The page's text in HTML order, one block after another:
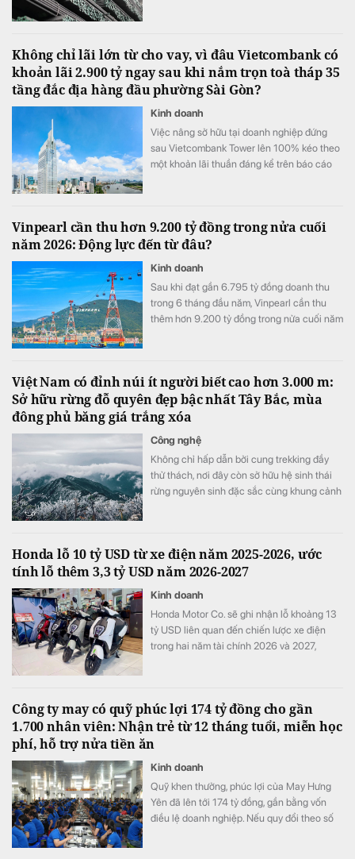
Không chỉ lãi lớn từ cho vay, vì đâu Vietcombank có
khoản lãi 2.900 tỷ ngay sau khi nắm trọn toà tháp 35
tầng đắc địa hàng đầu phường Sài Gòn?
Kinh doanh
Việc nâng sở hữu tại doanh nghiệp đứng
sau Vietcombank Tower lên 100% kéo theo
một khoản lãi thuần đáng kể trên báo cáo
Vinpearl cần thu hơn 9.200 tỷ đồng trong nửa cuối
năm 2026: Động lực đến từ đâu?
Kinh doanh
Sau khi đạt gần 6.795 tỷ đồng doanh thu
trong 6 tháng đầu năm, Vinpearl cần thu
thêm hơn 9.200 tỷ đồng trong nửa cuối năm
Việt Nam có đỉnh núi ít người biết cao hơn 3.000 m:
Sở hữu rừng đỗ quyên đẹp bậc nhất Tây Bắc, mùa
đông phủ băng giá trắng xóa
Công nghệ
Không chỉ hấp dẫn bởi cung trekking đầy
thử thách, nơi đây còn sở hữu hệ sinh thái
rừng nguyên sinh đặc sắc cùng khung cảnh
Honda lỗ 10 tỷ USD từ xe điện năm 2025-2026, ước
tính lỗ thêm 3,3 tỷ USD năm 2026-2027
Kinh doanh
Honda Motor Co. sẽ ghi nhận lỗ khoảng 13
tỷ USD liên quan đến chiến lược xe điện
trong hai năm tài chính 2026 và 2027,
Công ty may có quỹ phúc lợi 174 tỷ đồng cho gần
1.700 nhân viên: Nhận trẻ từ 12 tháng tuổi, miễn học
phí, hỗ trợ nửa tiền ăn
Kinh doanh
Quỹ khen thưởng, phúc lợi của May Hưng
Yên đã lên tới 174 tỷ đồng, gần bằng vốn
điều lệ doanh nghiệp. Nếu quy đổi theo số